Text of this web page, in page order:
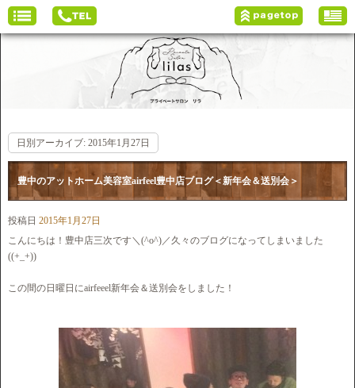
日別アーカイブ: 2015年1月27日
豊中のアットホーム美容室airfeel豊中店ブログ＜新年会＆送別会＞
投稿日 2015年1月27日
こんにちは！豊中店三次です＼(^o^)／久々のブログになってしまいました
((+_+))
この間の日曜日にairfeeel新年会＆送別会をしました！